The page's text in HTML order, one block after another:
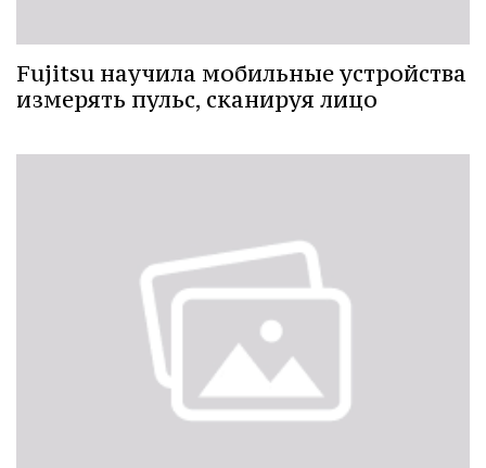
Fujitsu научила мобильные устройства
измерять пульс, сканируя лицо